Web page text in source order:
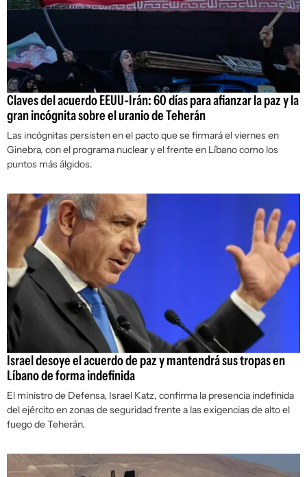
Claves del acuerdo EEUU-Irán: 60 días para afianzar la paz y la
gran incógnita sobre el uranio de Teherán
Las incógnitas persisten en el pacto que se firmará el viernes en
Ginebra, con el programa nuclear y el frente en Líbano como los
puntos más álgidos.
Israel desoye el acuerdo de paz y mantendrá sus tropas en
Líbano de forma indefinida
El ministro de Defensa, Israel Katz, confirma la presencia indefinida
del ejército en zonas de seguridad frente a las exigencias de alto el
fuego de Teherán.